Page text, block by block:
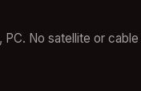
No satellite or cable